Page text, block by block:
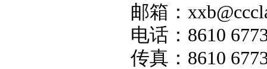
邮箱：
电话： 8610
传真： 8610